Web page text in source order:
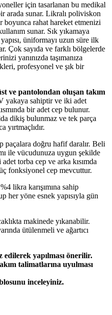
için tasarlanan bu medikal
arada sunar. Likralı poliviskon
boyunca rahat hareket etmenizi
sunar. Sık yıkamaya
üniformayı uzun süre ilk
Çok sayıda ve farklı bölgelerde
yanınızda taşımanıza
profesyonel ve şık bir
ve pantolondan oluşan takım
yakaya sahiptir ve iki adet
bir adet cep bulunur.
dikiş bulunmaz ve tek parça
yırtmaçlıdır.
paçalara doğru hafif daralır. Beli
ile vücudunuza uygun şekilde
torba cep ve arka kısımda
fonksiyonel cep mevcuttur.
likra karışımına sahip
her yöne esnek yapısıyla gün
makinede yıkanabilir.
ütülenmeli ve ağartıcı
edilerek yapılması önerilir.
talimatlarına uyulması
inceleyiniz.